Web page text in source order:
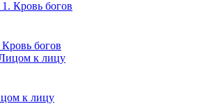
богов
к лицу